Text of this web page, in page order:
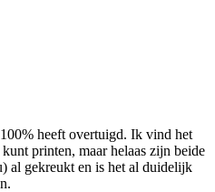
heeft overtuigd. Ik vind het
printen, maar helaas zijn beide
al gekreukt en is het al duidelijk